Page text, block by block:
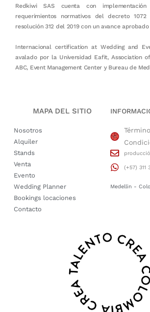
Redkiwi SAS cuenta con
requerimientos normativos del decreto
resolución 312 del 2019 con un avance aprobado
Internacional certification at Wedding and
avalado por la Universidad Eafit, Association
ABC, Event Management Center y Bureau de
MAPA DEL SITIO
Nosotros
Alquiler
Stands
Venta
Evento
Wedding Planner
Bookings locaciones
Contacto
(+57) 311
Medellin -